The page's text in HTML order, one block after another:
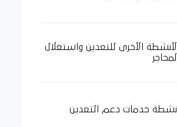
الأنشطة الأخرى للتعدين واستغلال
المحاجر
خدمات دعم التعدين